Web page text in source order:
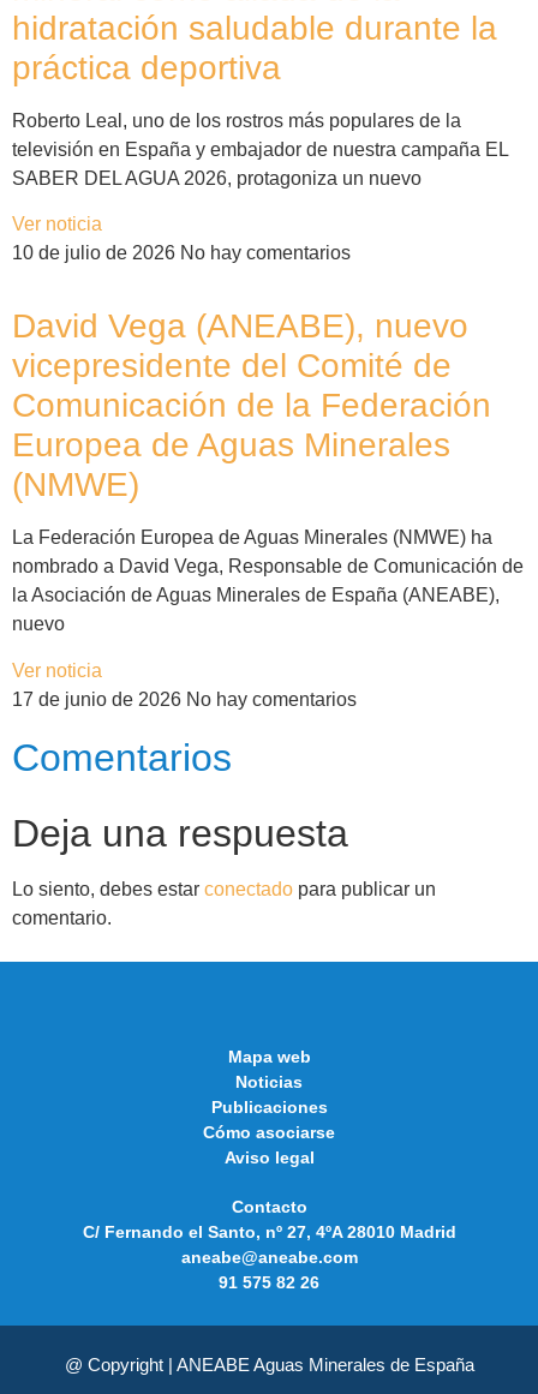
hidratación saludable durante la
práctica deportiva
Roberto Leal, uno de los rostros más populares de la
televisión en España y embajador de nuestra campaña EL
SABER DEL AGUA 2026, protagoniza un nuevo
Ver noticia
10 de julio de 2026 No hay comentarios
David Vega (ANEABE), nuevo
vicepresidente del Comité de
Comunicación de la Federación
Europea de Aguas Minerales
(NMWE)
La Federación Europea de Aguas Minerales (NMWE) ha
nombrado a David Vega, Responsable de Comunicación de
la Asociación de Aguas Minerales de España (ANEABE),
nuevo
Ver noticia
17 de junio de 2026 No hay comentarios
Comentarios
Deja una respuesta
Lo siento, debes estar conectado para publicar un
comentario.
Mapa web
Noticias
Publicaciones
Cómo asociarse
Aviso legal
Contacto
C/ Fernando el Santo, nº 27, 4ºA 28010 Madrid
aneabe@aneabe.com
91 575 82 26
@ Copyright | ANEABE Aguas Minerales de España